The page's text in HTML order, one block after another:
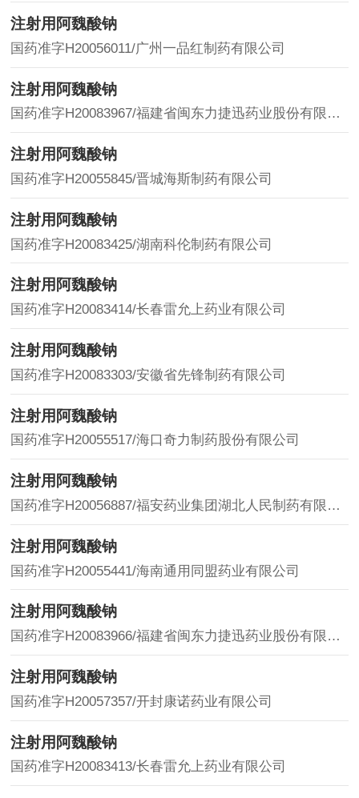
注射用阿魏酸钠
国药准字H20056011/广州一品红制药有限公司
注射用阿魏酸钠
国药准字H20083967/福建省闽东力捷迅药业股份有限公司
注射用阿魏酸钠
国药准字H20055845/晋城海斯制药有限公司
注射用阿魏酸钠
国药准字H20083425/湖南科伦制药有限公司
注射用阿魏酸钠
国药准字H20083414/长春雷允上药业有限公司
注射用阿魏酸钠
国药准字H20083303/安徽省先锋制药有限公司
注射用阿魏酸钠
国药准字H20055517/海口奇力制药股份有限公司
注射用阿魏酸钠
国药准字H20056887/福安药业集团湖北人民制药有限公司
注射用阿魏酸钠
国药准字H20055441/海南通用同盟药业有限公司
注射用阿魏酸钠
国药准字H20083966/福建省闽东力捷迅药业股份有限公司
注射用阿魏酸钠
国药准字H20057357/开封康诺药业有限公司
注射用阿魏酸钠
国药准字H20083413/长春雷允上药业有限公司